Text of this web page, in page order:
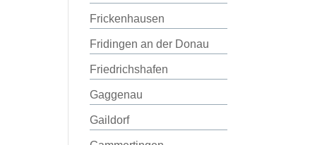
Frickenhausen
Fridingen an der Donau
Friedrichshafen
Gaggenau
Gaildorf